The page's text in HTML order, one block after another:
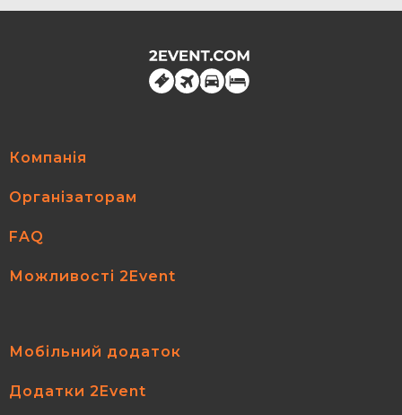
Компанія
Організаторам
FAQ
Можливості 2Event
Мобільний додаток
Додатки 2Event